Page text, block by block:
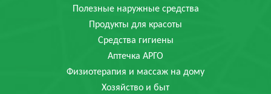
Полезные наружные средства
Продукты для красоты
Средства гигиены
Аптечка АРГО
Физиотерапия и массаж на дому
Хозяйство и быт